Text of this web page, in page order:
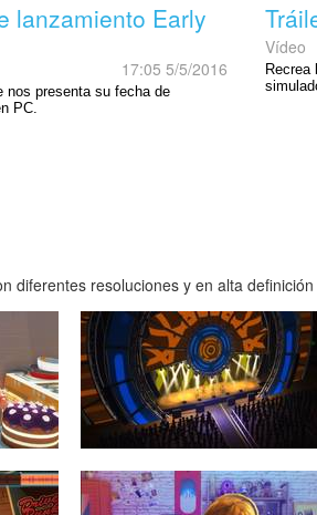
lanzamiento Early
17:05 5/5/2016
nos presenta su fecha de
PC.
Vídeo
Recrea
diferentes resoluciones y en alta